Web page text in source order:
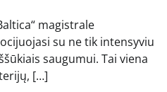
magistrale
su ne tik intensyviu
saugumui. Tai viena
[…]